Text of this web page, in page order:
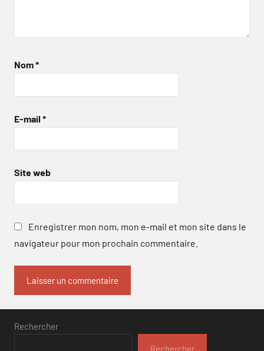
Nom*
E-mail *
Site web
Enregistrer mon nom, mon e-mail et mon site dans le
navigateur pour mon prochain commentaire.
Rechercher
Rechercher